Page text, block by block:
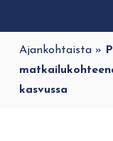
Ajankohtaista »
kasvussa